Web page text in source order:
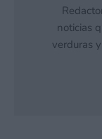
noticias
verduras